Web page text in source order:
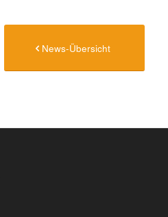
News-Übersicht